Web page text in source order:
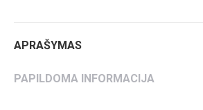
APRAŠYMAS
PAPILDOMA INFORMACIJA